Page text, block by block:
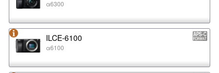
α6300
ILCE-6100
α6100